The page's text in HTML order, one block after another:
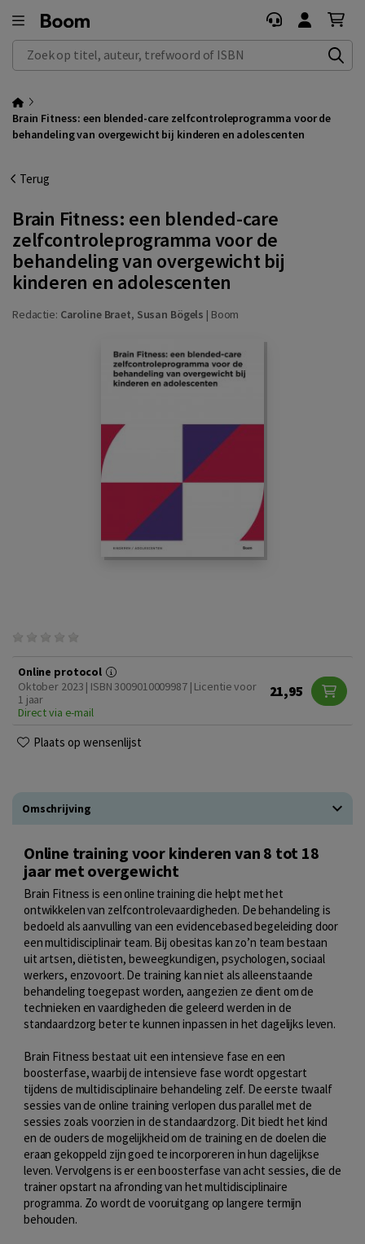
Zoek op titel, auteur, trefwoord of ISBN
Brain Fitness: een blended-care zelfcontroleprogramma voor de
behandeling van overgewicht bij kinderen en adolescenten
Terug
Brain Fitness: een blended-care
zelfcontroleprogramma voor de
behandeling van overgewicht bij
kinderen en adolescenten
Redactie: Caroline Braet, Susan Bögels | Boom
Online protocol
Oktober 2023 | ISBN 3009010009987 | Licentie voor
1 jaar
Direct via e-mail
21,95
Plaats op wensenlijst
Omschrijving
Online training voor kinderen van 8 tot 18
jaar met overgewicht
Brain Fitness is een online training die helpt met het
ontwikkelen van zelfcontrolevaardigheden. De behandeling is
bedoeld als aanvulling van een evidencebased begeleiding door
een multidisciplinair team. Bij obesitas kan zo’n team bestaan
uit artsen, diëtisten, beweegkundigen, psychologen, sociaal
werkers, enzovoort. De training kan niet als alleenstaande
behandeling toegepast worden, aangezien ze dient om de
technieken en vaardigheden die geleerd werden in de
standaardzorg beter te kunnen inpassen in het dagelijks leven.
Brain Fitness bestaat uit een intensieve fase en een
boosterfase, waarbij de intensieve fase wordt opgestart
tijdens de multidisciplinaire behandeling zelf. De eerste twaalf
sessies van de online training verlopen dus parallel met de
sessies zoals voorzien in de standaardzorg. Dit biedt het kind
en de ouders de mogelijkheid om de training en de doelen die
eraan gekoppeld zijn goed te incorporeren in hun dagelijkse
leven. Vervolgens is er een boosterfase van acht sessies, die de
trainer opstart na afronding van het multidisciplinaire
programma. Zo wordt de vooruitgang op langere termijn
behouden.